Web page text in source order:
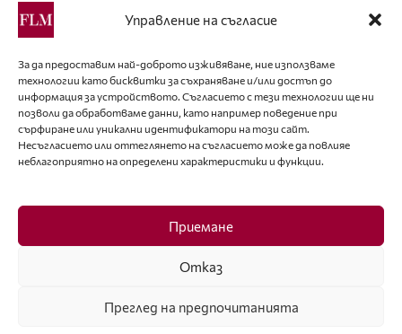
Управление на съгласие
За да предоставим най-доброто изживяване, ние използваме
технологии като бисквитки за съхраняване и/или достъп до
информация за устройството. Съгласието с тези технологии ще ни
позволи да обработваме данни, като например поведение при
сърфиране или уникални идентификатори на този сайт.
Несъгласието или оттеглянето на съгласието може да повлияе
неблагоприятно на определени характеристики и функции.
Приемане
Отказ
Преглед на предпочитанията
Политика за бисквитки
За контакти
editor@fashion-lifestyle.net
+359 88 227 33 47
Последвайте ни
Facebook
ISSN 1314-8915 Copyright © 2007-2025 Ot igla do konetz Ltd. & Fashion.bg